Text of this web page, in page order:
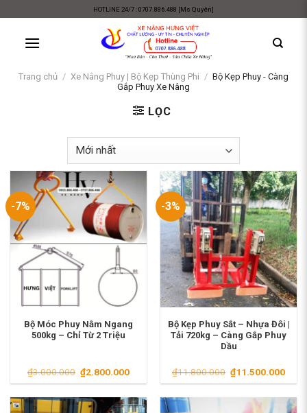
content
HOTLINE 24/7 : 0707.886.488 [Ms Quyên]
Trang chủ / Xe Nâng Phuy | Bộ Kẹp Thùng Phi / Bộ Kẹp Phuy - Càng
Gắp Phuy Xe Nâng
LỌC
-7%
Bộ Móc Phuy Nằm Ngang
500kg – Chỉ Từ 2 Triệu
₫3.000.000 Giá
gốc
₫3.000.000.
₫2.800.000Giá
là:
₫2.800.000.
-3%
Bộ Kẹp Phuy Sắt – Nhựa Đôi |
Tải 720kg – Càng Gắp Phuy
Dầu
₫11.800.000 Giá
gốc
₫11.800.000.
₫11.500.000Giá
là: